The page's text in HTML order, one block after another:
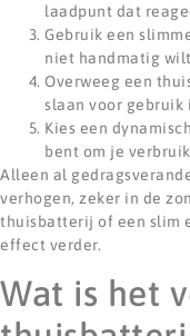
laadpunt dat
Gebruik een
niet handmatig
Overweeg een
slaan voor gebruik
Kies een
bent om je
Alleen al
verhogen, zeker in de
thuisbatterij of een slim
effect verder.
Wat is het